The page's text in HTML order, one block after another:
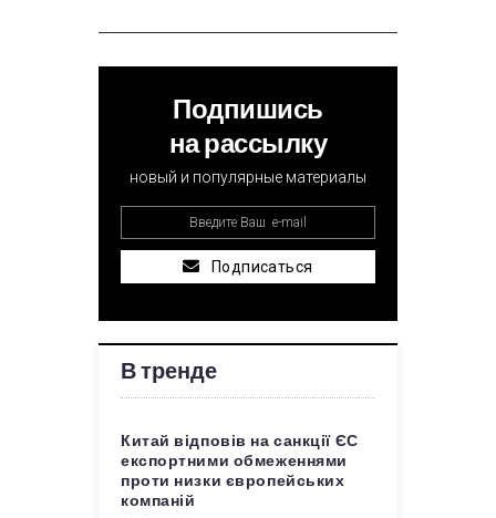
Подпишись
на рассылку
новый и популярные материалы
Подписаться
В тренде
Китай відповів на санкції ЄС
експортними обмеженнями
проти низки європейських
компаній